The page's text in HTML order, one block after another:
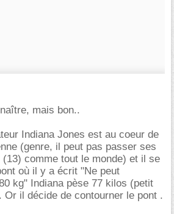
mais bon..
Indiana Jones est au coeur de
(genre, il peut pas passer ses
comme tout le monde) et il se
où il y a écrit "Ne peut
kg" Indiana pèse 77 kilos (petit
Or il décide de contourner le pont .